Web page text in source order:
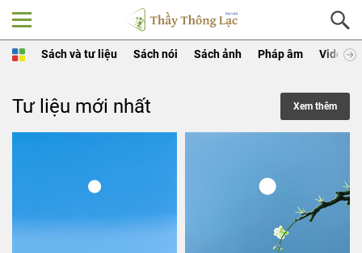
Sách và tư liệu Sách nói Sách ảnh Pháp âm Video
Tư liệu mới nhất Xem thêm